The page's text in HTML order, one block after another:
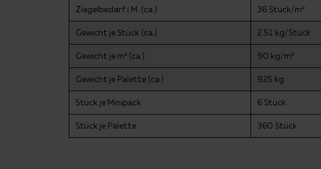
Ziegelbedarf i.M. (ca.) 36 Stück/m²
Gewicht je Stück (ca.) 2.51 kg/Stück
Gewicht je m² (ca.) 90 kg/m²
Gewicht je Palette (ca.) 925 kg
Stück je Minipack 6 Stück
Stück je Palette 360 Stück